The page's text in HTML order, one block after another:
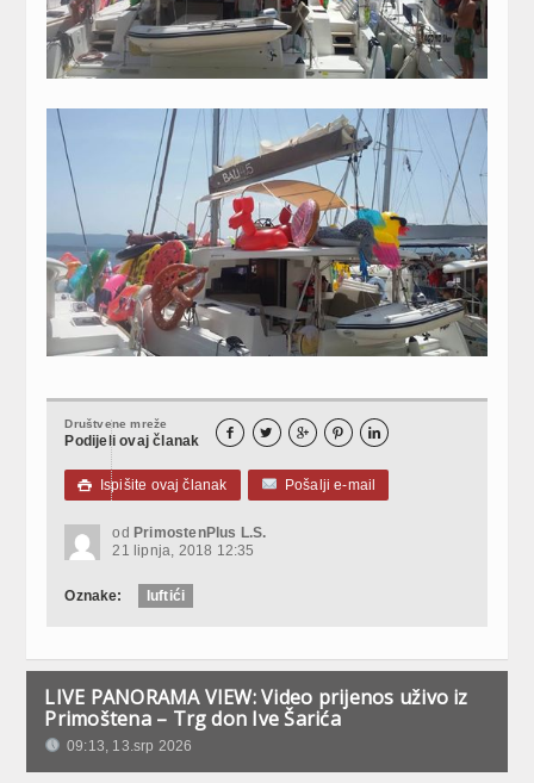
Društvene mreže
Podijeli ovaj članak     
 Ispišite ovaj članak Pošalji e-mail
od PrimostenPlus L.S.
21 lipnja, 2018 12:35
Oznake: luftići
LIVE PANORAMA VIEW: Video prijenos uživo iz
Primoštena – Trg don Ive Šarića
09:13, 13.srp 2026